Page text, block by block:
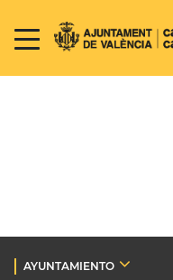
AYUNTAMIENTO